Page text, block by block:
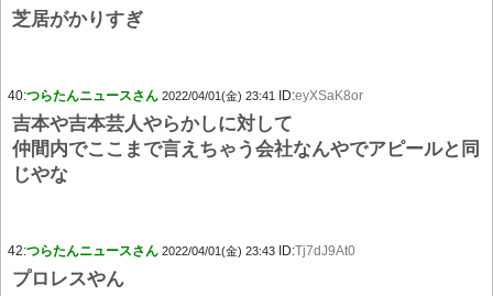
芝居がかりすぎ
40:つらたんニュースさん 2022/04/01(金) 23:41 ID:eyXSaK8or
吉本や吉本芸人やらかしに対して
仲間内でここまで言えちゃう会社なんやでアピールと同
じやな
42:つらたんニュースさん 2022/04/01(金) 23:43 ID:Tj7dJ9At0
プロレスやん